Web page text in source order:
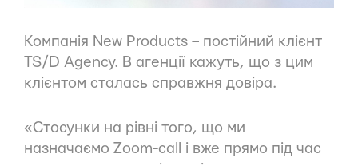
Компанія New Products – постійний клієнт
TS/D Agency. В агенції кажуть, що з цим
клієнтом сталась справжня довіра.
«Стосунки на рівні того, що ми
назначаємо Zoom-call і вже прямо під час